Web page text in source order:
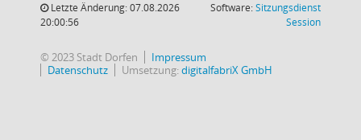
Letzte Änderung: 07.08.2026
20:00:56
Software:Sitzungsdienst
Session(Wird in
© 2023 Stadt Dorfen
Impressum
Datenschutz
Umsetzung:digitalfabriX GmbH